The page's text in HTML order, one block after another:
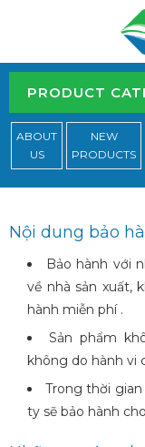
PRODUCT
ABOUT
US
NEW
PRODUCTS
Nội dung bảo
Bảo hành với
về nhà sản xuất,
hành miễn phí .
Sản phẩm
không do hành vi
Trong thời
ty sẽ bảo hành